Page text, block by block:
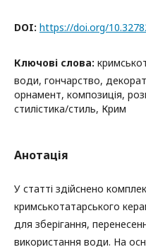
DOI: https://doi.org/
Ключові слова:
води, гончарство,
орнамент, композиція,
стилістика/стиль, Крим
Анотація
У статті здійснено
кримськотатарського
для зберігання,
використання води. На